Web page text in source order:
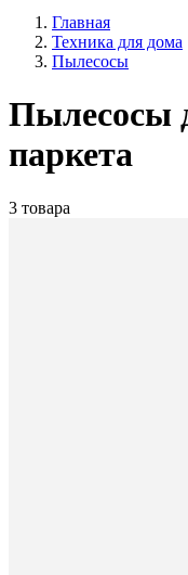
Главная
Техника для дома
Пылесосы
Пылесосы
паркета
3 товара